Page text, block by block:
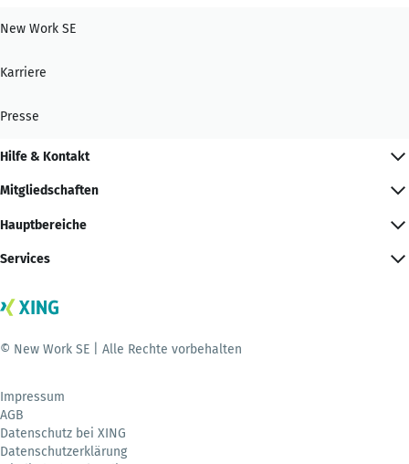
New Work SE
Karriere
Presse
Hilfe & Kontakt
Mitgliedschaften
Hauptbereiche
Services
© New Work SE | Alle Rechte vorbehalten
Impressum
AGB
Datenschutz bei XING
Datenschutzerklärung